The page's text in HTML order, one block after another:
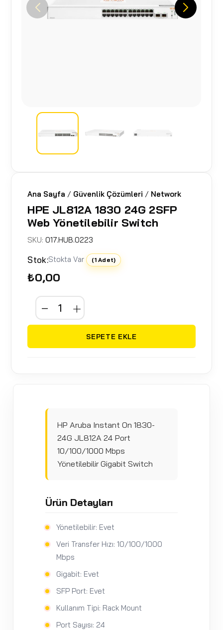
Ana Sayfa / Güvenlik Çözümleri / Network
HPE JL812A 1830 24G 2SFP
Web Yönetilebilir Switch
SKU:017.HUB.0223
Stok:Stokta Var (1 Adet)
₺0,00
SEPETE EKLE
HP Aruba Instant On 1830-
24G JL812A 24 Port
10/100/1000 Mbps
Yönetilebilir Gigabit Switch
Ürün Detayları
Yönetilebilir: Evet
Veri Transfer Hızı: 10/100/1000
Mbps
Gigabit: Evet
SFP Port: Evet
Kullanım Tipi: Rack Mount
Port Sayısı: 24